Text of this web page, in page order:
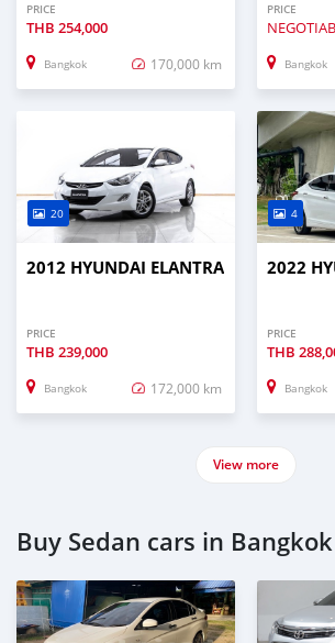
PRICE
THB 254,000
Bangkok 170,000 km
PRICE
Bangkok
20
2012 HYUNDAI ELANTRA
PRICE
THB 239,000
Bangkok 172,000 km
4
2022
PRICE
THB
Bangkok
View more
Buy Sedan cars in Bangkok